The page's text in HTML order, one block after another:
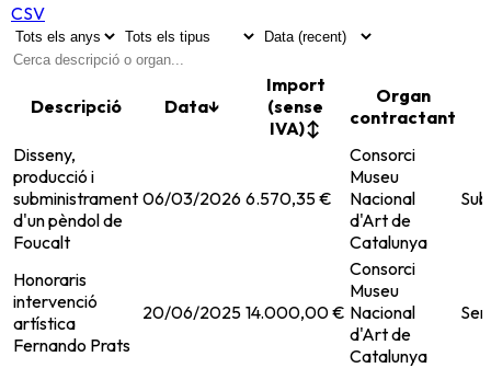
CSV
Descripció Data↓
Import
(sense
IVA)↕
Organ
contractant
Disseny,
producció i
subministrament
d'un pèndol de
Foucalt
06/03/2026 6.570,35 €
Consorci
Museu
Nacional
d'Art de
Catalunya
Honoraris
intervenció
artística
Fernando Prats
20/06/2025 14.000,00 €
Consorci
Museu
Nacional
d'Art de
Catalunya